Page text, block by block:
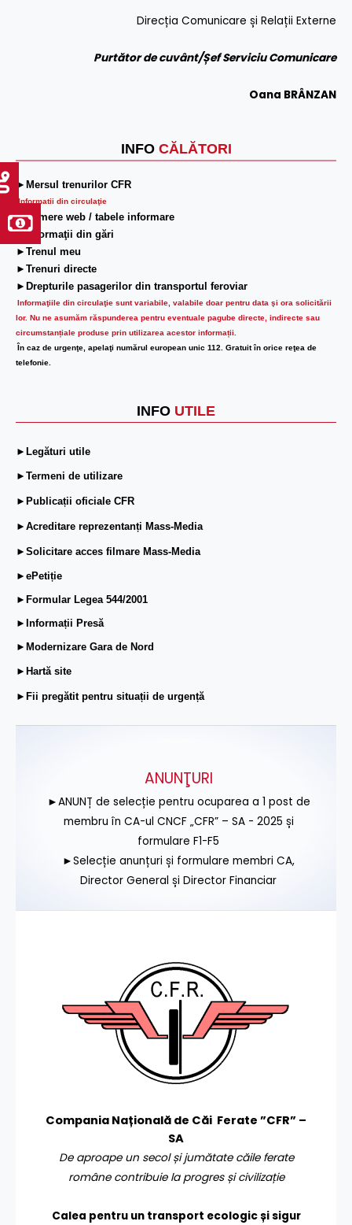
INFO CĂLĂTORI
►Mersul trenurilor CFR
Informatii din circulaţie
►Camere web / tabele informare
►Informaţii din gări
►Trenul meu
►Trenuri directe
►Drepturile pasagerilor din transportul feroviar
Informaţiile din circulaţie sunt variabile, valabile doar pentru data şi ora solicitării
lor. Nu ne asumăm răspunderea pentru eventuale pagube directe, indirecte sau
circumstanțiale produse prin utilizarea acestor informații.
În caz de urgenţe, apelaţi numărul european unic 112. Gratuit în orice reţea de
telefonie.
INFO UTILE
►Legături utile
►Termeni de utilizare
►Publicații oficiale CFR
►Acreditare reprezentanți Mass-Media
►Solicitare acces filmare Mass-Media
►ePetiție
►Formular Legea 544/2001
►Informații Presă
►Modernizare Gara de Nord
►Hartă site
►Fii pregătit pentru situații de urgență
Direcția Comunicare și Relații Externe
Purtător de cuvânt/Șef Serviciu Comunicare
Oana BRÂNZAN
ANUNŢURI
►ANUNȚ de selecție pentru ocuparea a 1 post de
membru în CA-ul CNCF „CFR” – SA - 2025 și
formulare F1-F5
►Selecție anunțuri și formulare membri CA,
Director General și Director Financiar
Compania Națională de Căi Ferate ”CFR” –
SA
De aproape un secol și jumătate căile ferate
române contribuie la progres și civilizație
Calea pentru un transport ecologic și sigur